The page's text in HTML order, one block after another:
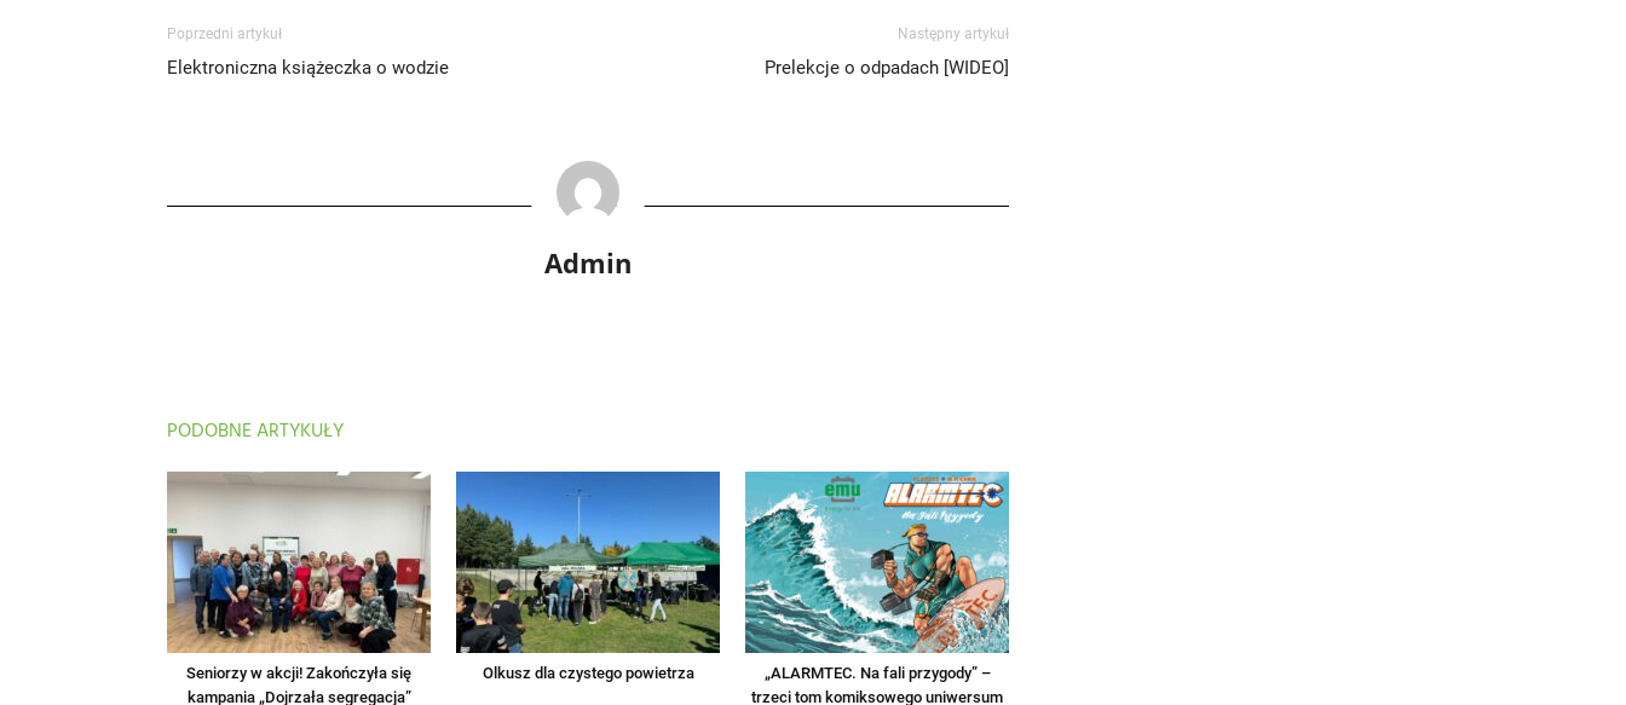
Poprzedni artykuł
Elektroniczna książeczka o wodzie
Następny artykuł
Prelekcje o odpadach [WIDEO]
Admin
PODOBNE ARTYKUŁY
Seniorzy w akcji! Zakończyła się
kampania „Dojrzała segregacja”
Olkusz dla czystego powietrza
„ALARMTEC. Na fali przygody” –
trzeci tom komiksowego uniwersum